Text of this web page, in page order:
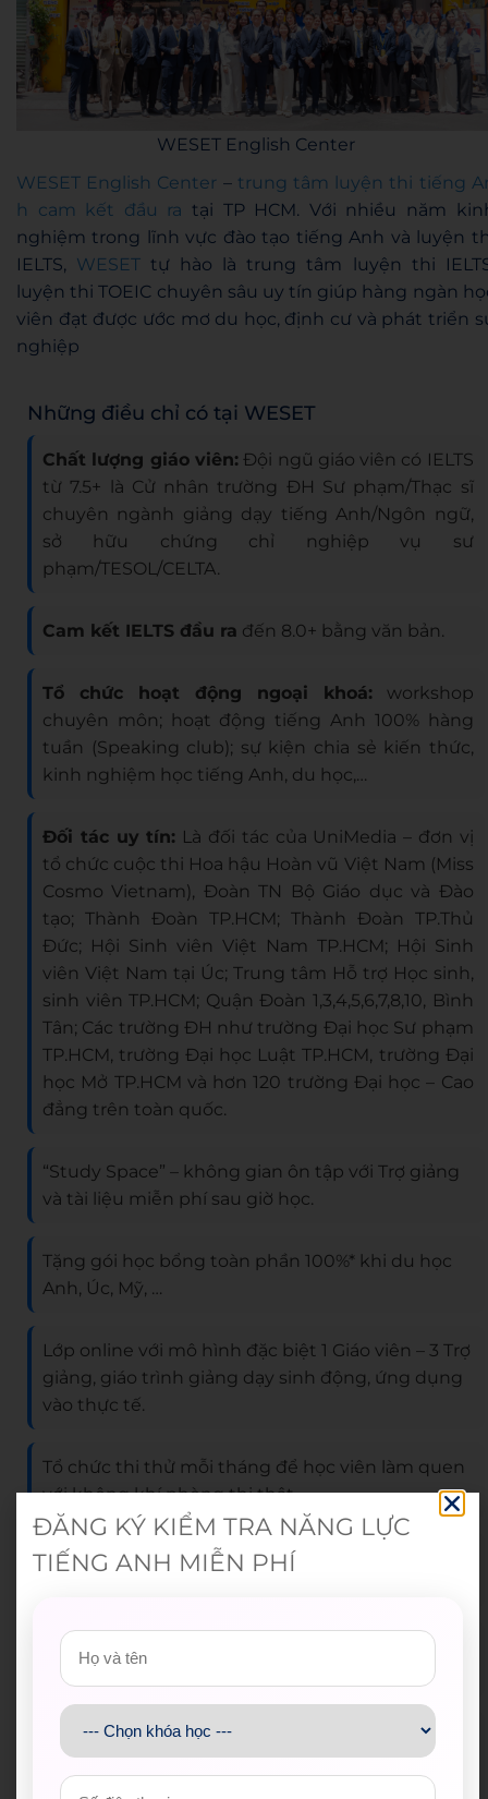
WESET English Center
WESET English Center – trung tâm luyện thi tiếng
h cam kết đầu ra tại TP HCM. Với nhiều năm
nghiệm trong lĩnh vực đào tạo tiếng Anh và luyện
IELTS, WESET tự hào là trung tâm luyện thi
luyện thi TOEIC chuyên sâu uy tín giúp hàng ngàn
viên đạt được ước mơ du học, định cư và phát triển
nghiệp
Những điều chỉ có tại WESET
Chất lượng giáo viên:Đội ngũ giáo viên có IELTS
từ 7.5+ là Cử nhân trường ĐH Sư phạm/Thạc sĩ
chuyên ngành giảng dạy tiếng Anh/Ngôn ngữ,
sở hữu chứng chỉ nghiệp vụ sư
phạm/TESOL/CELTA.
Cam kết IELTS đầu ra đến 8.0+ bằng văn bản.
Tổ chức hoạt động ngoại khoá:workshop
chuyên môn; hoạt động tiếng Anh 100% hàng
tuần (Speaking club); sự kiện chia sẻ kiến thức,
kinh nghiệm học tiếng Anh, du học,…
Đối tác uy tín: Là đối tác của UniMedia – đơn vị
tổ chức cuộc thi Hoa hậu Hoàn vũ Việt Nam (Miss
Cosmo Vietnam), Đoàn TN Bộ Giáo dục và Đào
tạo; Thành Đoàn TP.HCM; Thành Đoàn TP.Thủ
Đức; Hội Sinh viên Việt Nam TP.HCM; Hội Sinh
viên Việt Nam tại Úc; Trung tâm Hỗ trợ Học sinh,
sinh viên TP.HCM; Quận Đoàn 1,3,4,5,6,7,8,10, Bình
Tân; Các trường ĐH như trường Đại học Sư phạm
TP.HCM, trường Đại học Luật TP.HCM, trường Đại
học Mở TP.HCM và hơn 120 trường Đại học – Cao
đẳng trên toàn quốc.
“Study Space” – không gian ôn tập với Trợ giảng
và tài liệu miễn phí sau giờ học.
Tặng gói học bổng toàn phần 100%* khi du học
Anh, Úc, Mỹ, …
Lớp online với mô hình đặc biệt 1 Giáo viên – 3 Trợ
giảng, giáo trình giảng dạy sinh động, ứng dụng
vào thực tế.
Tổ chức thi thử mỗi tháng để học viên làm quen
với không khí phòng thi thật.
Tổ chức các kỳ thi giữa kỳ và cuối kỳ giúp các bạn
Giảm lệ phí thi IELTS còn 3.999.999 đồng khi
đăng ký qua WESET*.
Hệ thống Learning Portal – cổng thông tin học
viên giúp học viện ôn luyện, cập nhật tin tức học
tập nhanh chóng, hiệu quả.
ĐĂNG KÝ KIỂM TRA NĂNG LỰC
TIẾNG ANH MIỄN PHÍ